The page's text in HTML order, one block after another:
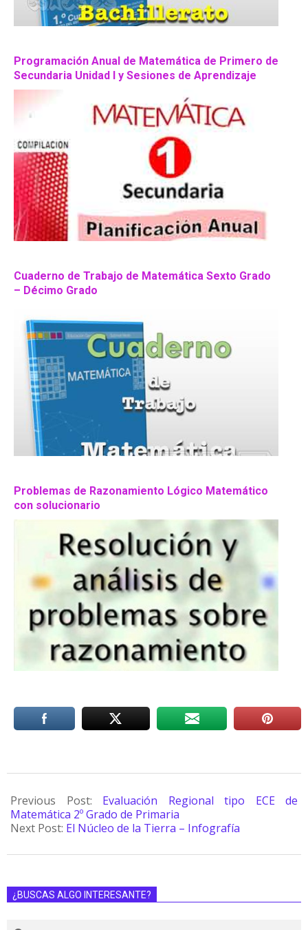
Programación Anual de Matemática de Primero de
Secundaria Unidad I y Sesiones de Aprendizaje
Cuaderno de Trabajo de Matemática Sexto Grado
– Décimo Grado
Problemas de Razonamiento Lógico Matemático
con solucionario
Previous Post: Evaluación Regional tipo ECE de
Matemática 2º Grado de Primaria
Next Post: El Núcleo de la Tierra – Infografía
¿BUSCAS ALGO INTERESANTE?